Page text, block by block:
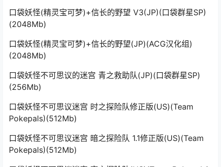
口袋妖怪(精灵宝可梦)+信长的野望 V3(JP)(口袋群星SP)
(2048Mb)
口袋妖怪(精灵宝可梦)+信长的野望(JP)(ACG汉化组)
(2048Mb)
口袋妖怪不可思议的迷宫 青之救助队(JP)(口袋群星SP)
(256Mb)
口袋妖怪不可思议迷宫 时之探险队修正版(US)(Team
Pokepals)(512Mb)
口袋妖怪不可思议迷宫 暗之探险队 1.1修正版(US)(Team
Pokepals)(512Mb)